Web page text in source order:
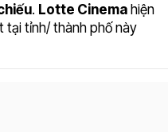
. Lotte Cinema hiện
tại tỉnh/ thành phố này